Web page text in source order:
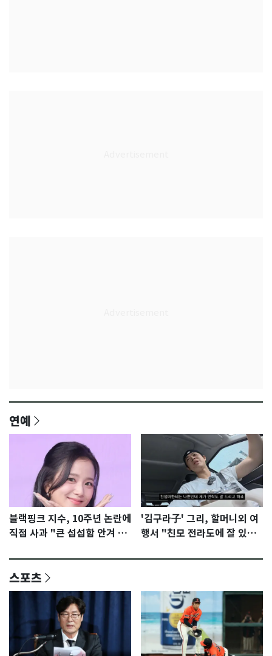
연예
블랙핑크 지수, 10주년 논란에
직접 사과 "큰 섭섭함 안겨 미
'김구라子' 그리, 할머니외 여
행서 "친모 전라도에 잘 있
스포츠